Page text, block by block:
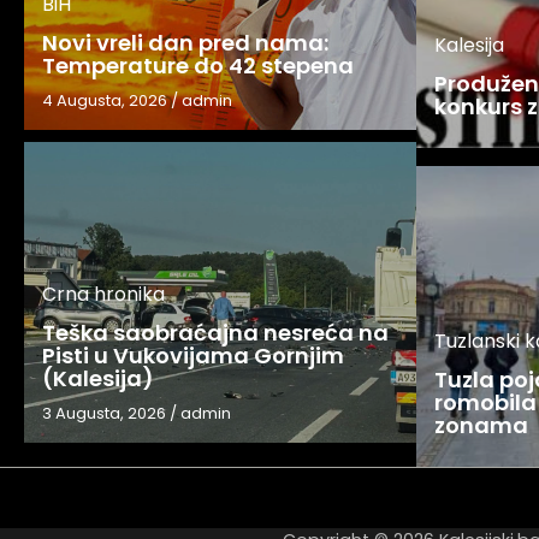
Novi vreli dan pred nama:
Temperature do 42 stepena
4 Augusta, 2026/admin
Crna hronika
Teška saobraćajna nesreća na
Pisti u Vukovijama Gornjim
(Kalesija)
3 Augusta, 2026 /admin
Kalesija
konkurs
Tuzlanski
Tuzla
zonama